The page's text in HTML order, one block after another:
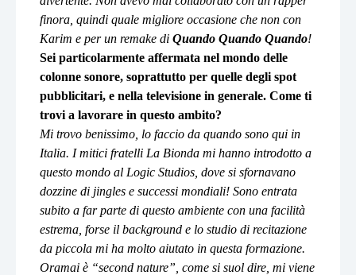
finora, quindi quale migliore occasione che non con
Karim e per un remake di Quando Quando Quando!
Sei particolarmente affermata nel mondo delle
colonne sonore, soprattutto per quelle degli spot
pubblicitari, e nella televisione in generale. Come ti
trovi a lavorare in questo ambito?
Mi trovo benissimo, lo faccio da quando sono qui in
Italia. I mitici fratelli La Bionda mi hanno introdotto a
questo mondo al Logic Studios, dove si sfornavano
dozzine di jingles e successi mondiali! Sono entrata
subito a far parte di questo ambiente con una facilità
estrema, forse il background e lo studio di recitazione
da piccola mi ha molto aiutato in questa formazione.
Oramai è “second nature”, come si suol dire, mi viene